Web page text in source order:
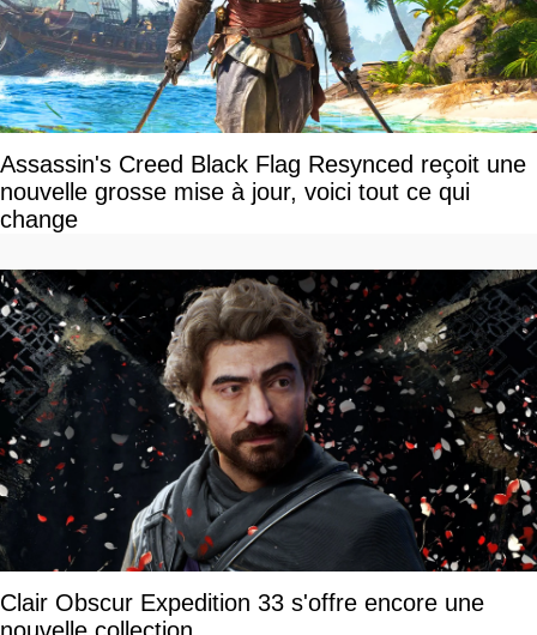
Assassin's Creed Black Flag Resynced reçoit une
nouvelle grosse mise à jour, voici tout ce qui
change
Clair Obscur Expedition 33 s'offre encore une